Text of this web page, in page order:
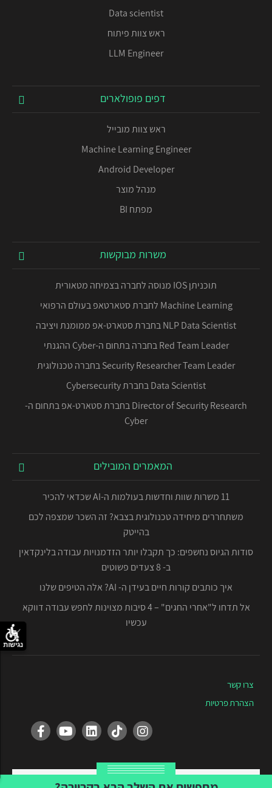
Data scientist
ראש צוות פיתוח
LLM Engineer
דפים פופולארים
ראש צוות מובייל
Machine Learning Engineer
Android Developer
מנהל מוצר
מפתח BI
משרות מבוקשות
תוכניתן IOS מנוסה לחברה בצמיחה מטאורית
Machine Learning לחברת סטארטאפ בעולם הרפואי
NLP Data Scientist בחברת סטארט-אפ ממומנת ויציבה
Red Team Leader בחברה בתחום ה-Cyber ההגנתי
Security Researcher Team Leader בחברה טכנולוגית
Data Scientist בחברת Cybersecurity
Director of Security Research בחברת סטארט-אפ בתחום ה-
Cyber
המאמרים המובילים
11 משרות שוות וחדשות בעולמות ה-AI שכדאי להכיר
משתחררים מיחידה טכנולוגית בצבא? זה השכר שמצפה לכם
בהייטק
סודות הגיוס נחשפים: כך תקבלו יותר הזדמנויות עבודה בלינקדאין
ב- 8 צעדים פשוטים
איך כותבים קורות חיים בעידן ה- AI? אלה הטיפים שלנו
אל תדחו ל"אחרי החגים" – 4 סיבות מצוינות לחפש עבודה דווקא
עכשיו
צרו קשר
הצהרת פרטיות
Created by Tvuna
נגישות